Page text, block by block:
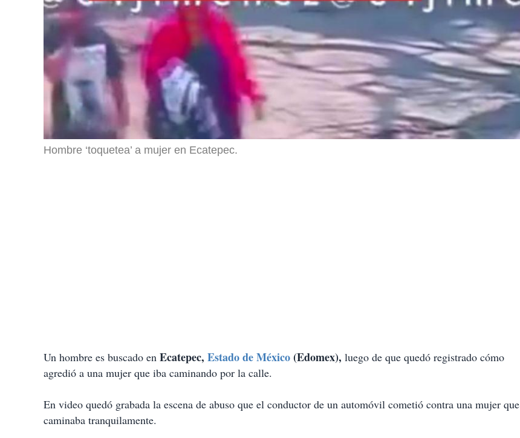
Hombre ‘toquetea’ a mujer en Ecatepec.
Un hombre es buscado en Ecatepec, Estado de México(Edomex), luego de que quedó registrado cómo
agredió a una mujer que iba caminando por la calle.
En video quedó grabada la escena de abuso que el conductor de un automóvil cometió contra una mujer que
caminaba tranquilamente.